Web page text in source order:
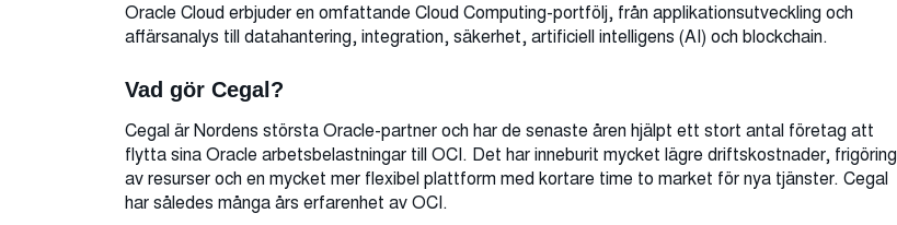
Oracle Cloud erbjuder en omfattande Cloud Computing-portfölj, från applikationsutveckling och
affärsanalys till datahantering, integration, säkerhet, artificiell intelligens (AI) och blockchain.
Vad gör Cegal?
Cegal är Nordens största Oracle-partner och har de senaste åren hjälpt ett stort antal företag att
flytta sina Oracle arbetsbelastningar till OCI. Det har inneburit mycket lägre driftskostnader, frigöring
av resurser och en mycket mer flexibel plattform med kortare time to market för nya tjänster. Cegal
har således många års erfarenhet av OCI.